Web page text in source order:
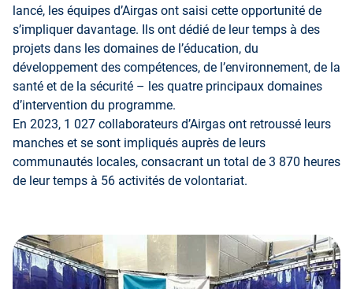
lancé, les équipes d’Airgas ont saisi cette opportunité de
s’impliquer davantage. Ils ont dédié de leur temps à des
projets dans les domaines de l’éducation, du
développement des compétences, de l’environnement, de la
santé et de la sécurité – les quatre principaux domaines
d’intervention du programme.
En 2023, 1 027 collaborateurs d’Airgas ont retroussé leurs
manches et se sont impliqués auprès de leurs
communautés locales, consacrant un total de 3 870 heures
de leur temps à 56 activités de volontariat.